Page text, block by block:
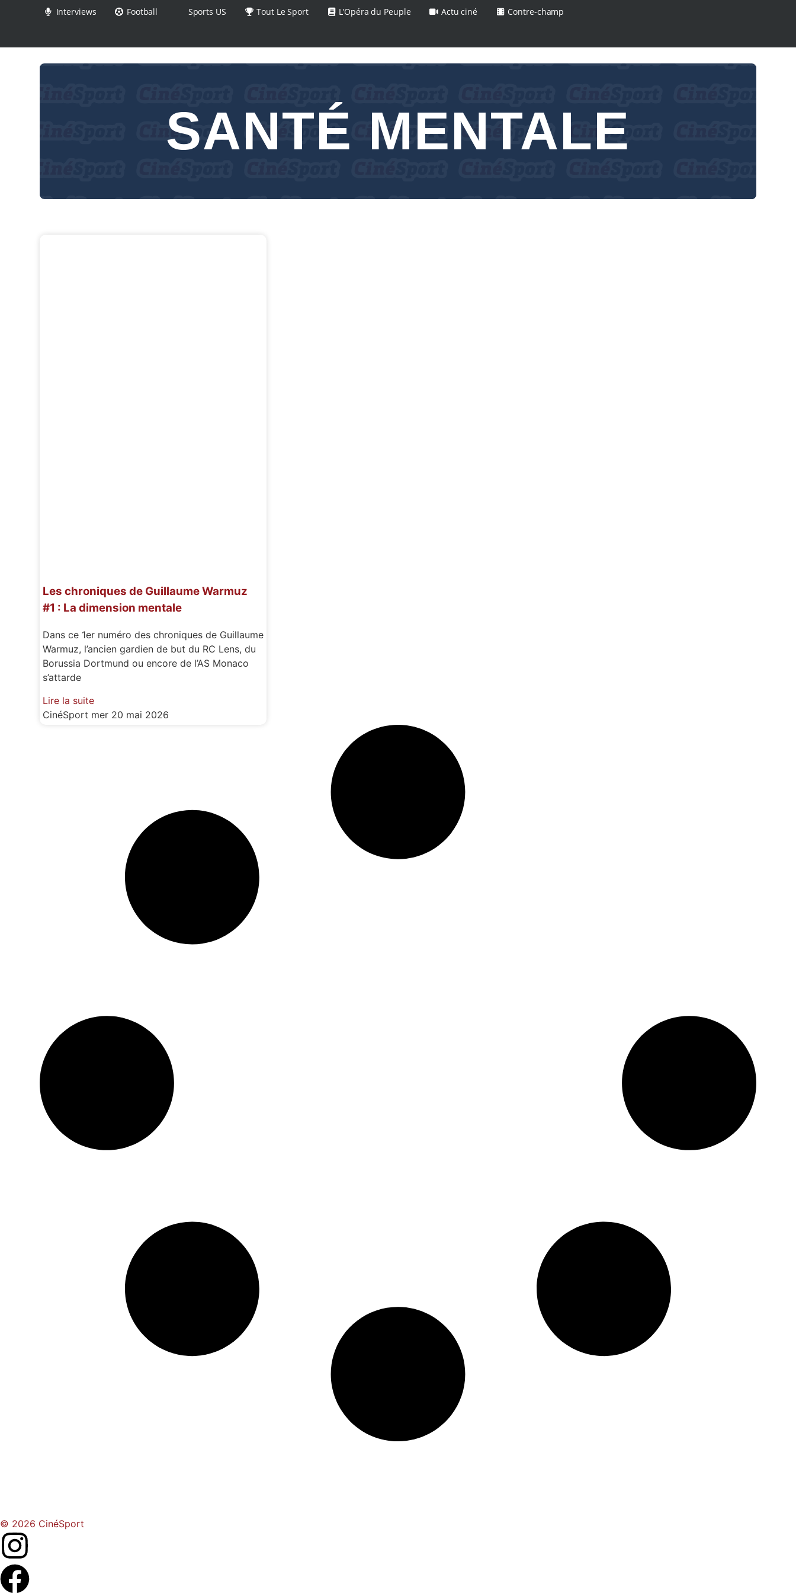
Interviews Football Sports US Tout Le Sport L’Opéra du Peuple Actu ciné Contre-champ
SANTÉ MENTALE
Les chroniques de Guillaume Warmuz
#1 : La dimension mentale
Dans ce 1er numéro des chroniques de Guillaume
Warmuz, l’ancien gardien de but du RC Lens, du
Borussia Dortmund ou encore de l’AS Monaco
s’attarde
Lire la suite
CinéSport mer 20 mai 2026
© 2026 CinéSport